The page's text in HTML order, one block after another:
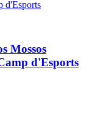
Mossos
d'Esports